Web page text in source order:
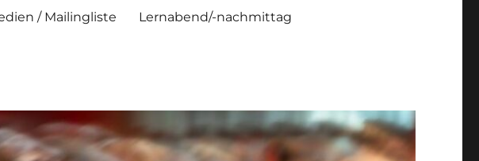
/ Mailingliste Lernabend/-nachmittag